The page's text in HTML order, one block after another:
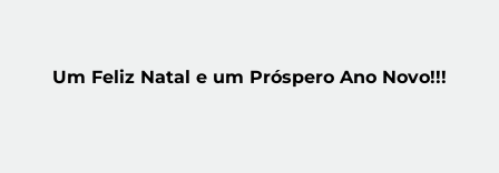
Um Feliz Natal e um Próspero Ano Novo!!!